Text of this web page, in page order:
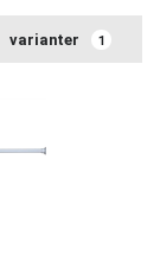
varianter 1